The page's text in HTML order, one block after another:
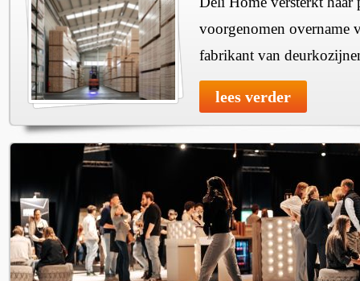
voorgenomen overname
fabrikant van
lees verder